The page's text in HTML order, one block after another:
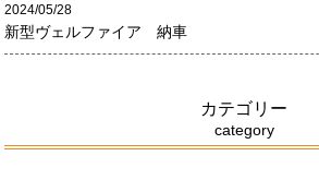
2024/05/28
新型ヴェルファイア 納車
カテゴリー
category